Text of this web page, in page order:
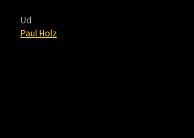
Ud
Paul Holz